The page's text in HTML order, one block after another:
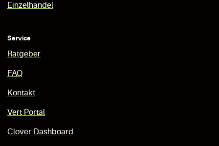
Einzelhandel
Service
Ratgeber
FAQ
Kontakt
Vert Portal
Clover Dashboard